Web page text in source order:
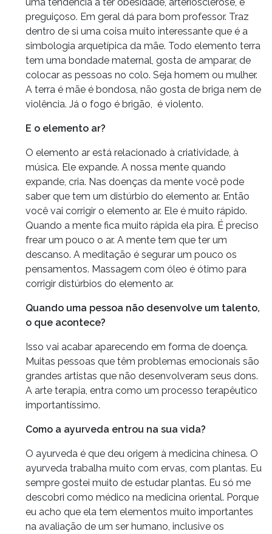
preguiçoso. Em geral dá para bom professor. Traz
dentro de si uma coisa muito interessante que é a
simbologia arquetípica da mãe. Todo elemento terra
tem uma bondade maternal, gosta de amparar, de
colocar as pessoas no colo. Seja homem ou mulher.
A terra é mãe é bondosa, não gosta de briga nem de
violência. Já o fogo é brigão, é violento.
E o elemento ar?
O elemento ar está relacionado à criatividade, à
música. Ele expande. A nossa mente quando
expande, cria. Nas doenças da mente você pode
saber que tem um distúrbio do elemento ar. Então
você vai corrigir o elemento ar. Ele é muito rápido.
Quando a mente fica muito rápida ela pira. É preciso
frear um pouco o ar. A mente tem que ter um
descanso. A meditação é segurar um pouco os
pensamentos. Massagem com óleo é ótimo para
corrigir distúrbios do elemento ar.
Quando uma pessoa não desenvolve um talento,
o que acontece?
Isso vai acabar aparecendo em forma de doença.
Muitas pessoas que têm problemas emocionais são
grandes artistas que não desenvolveram seus dons.
A arte terapia, entra como um processo terapêutico
importantíssimo.
Como a ayurveda entrou na sua vida?
O ayurveda é que deu origem à medicina chinesa. O
ayurveda trabalha muito com ervas, com plantas. Eu
sempre gostei muito de estudar plantas. Eu só me
descobri como médico na medicina oriental. Porque
eu acho que ela tem elementos muito importantes
na avaliação de um ser humano, inclusive os